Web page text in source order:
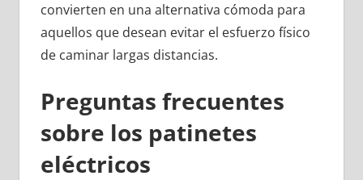
convierten en una alternativa cómoda para
aquellos que desean evitar el esfuerzo físico
de caminar largas distancias.
Preguntas frecuentes
sobre los patinetes
eléctricos